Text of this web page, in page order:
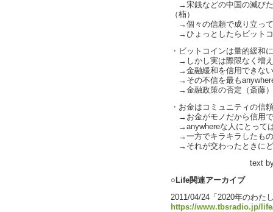
→宋銭などの中国の滅びた
（楠）
→個々の信頼で成り立っ
→ひょっとしたらビット
・ビットコインは量的緩和
→しかし実は際限なく増
→金融緩和を信用できない
→その不信を最も
→金融政策の否定（斎藤）
・お金はコミュニティの信
→お金がモノだから信用
→anywhereな人にとって
→一方でキラキラしたもの
→それが交わったときに
text by 千
○Life関連アーカイブ
2011/04/24「2020年のわた
https://www.tbsradio.jp/